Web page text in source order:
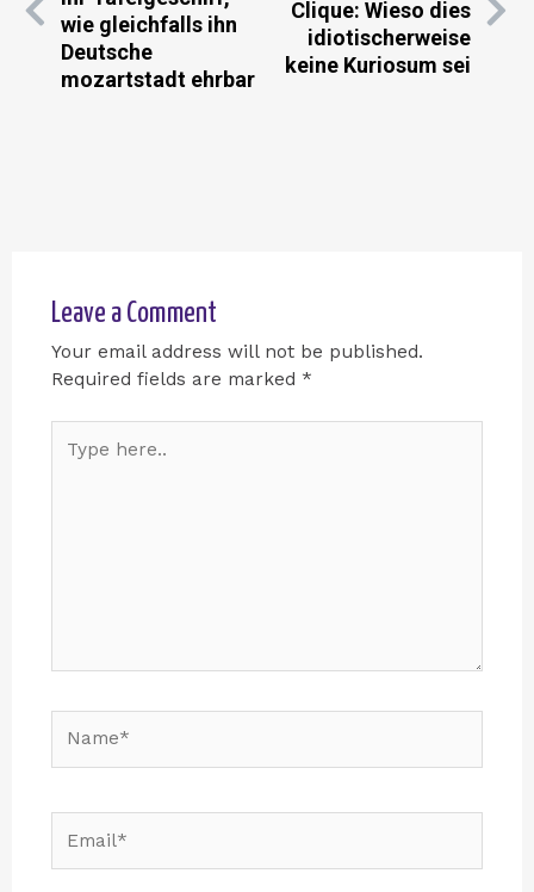
wie gleichfalls ihn
Deutsche
mozartstadt ehrbar
Clique: Wieso dies
idiotischerweise
keine Kuriosum sei
Leave a Comment
Your email address will not be published.
Required fields are marked *